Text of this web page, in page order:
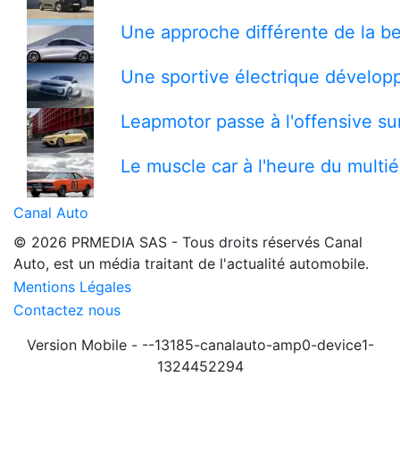
Une approche différente de la
Une sportive électrique
Leapmotor passe à l'offensive
Le muscle car à l'heure du
Canal Auto
© 2026 PRMEDIA SAS - Tous droits réservés Canal
Auto, est un média traitant de l'actualité automobile.
Mentions Légales
Contactez nous
Version Mobile - --13185-canalauto-amp0-device1-
1324452294